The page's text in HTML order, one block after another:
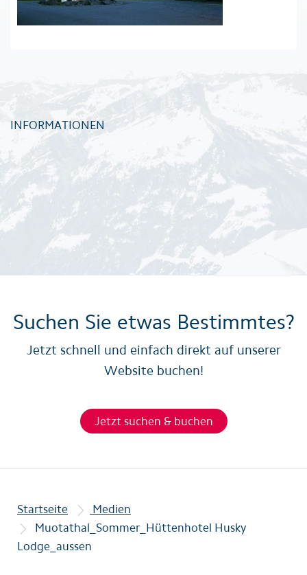
INFORMATIONEN
Suchen Sie etwas Bestimmtes?
Jetzt schnell und einfach direkt auf unserer
Website buchen!
Jetzt suchen & buchen
Startseite
Medien
Muotathal_Sommer_Hüttenhotel Husky
Lodge_aussen